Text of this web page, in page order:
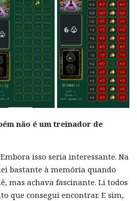
não é um treinador de
Embora isso seria interessante. Na
bastante à memória quando
mas achava fascinante. Li todos
que consegui encontrar. E sim,